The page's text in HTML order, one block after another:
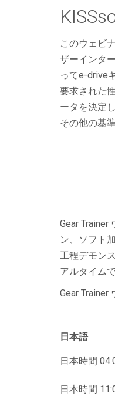
このウェビ
ザーインタ
ってe-drive
要求された
ータを決定
その他の基
Gear
ン、ソフト
工程デモン
アルタイム
Gear Trainer
日本語
日本時間
日本時間